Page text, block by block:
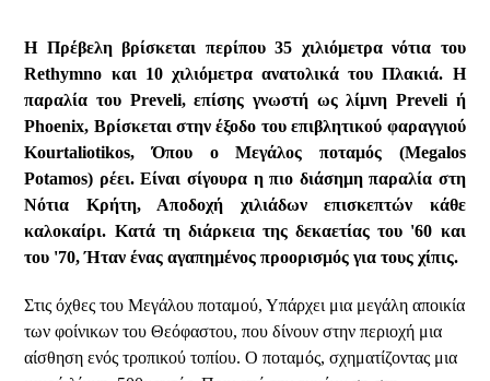
Η Πρέβελη βρίσκεται περίπου 35 χιλιόμετρα νότια του
Rethymno και 10 χιλιόμετρα ανατολικά του Πλακιά. Η
παραλία του Preveli, επίσης γνωστή ως λίμνη Preveli ή
Phoenix, Βρίσκεται στην έξοδο του επιβλητικού φαραγγιού
Kourtaliotikos, Όπου ο Μεγάλος ποταμός (Megalos
Potamos) ρέει. Είναι σίγουρα η πιο διάσημη παραλία στη
Νότια Κρήτη, Αποδοχή χιλιάδων επισκεπτών κάθε
καλοκαίρι. Κατά τη διάρκεια της δεκαετίας του '60 και
του '70, Ήταν ένας αγαπημένος προορισμός για τους χίπις.
Στις όχθες του Μεγάλου ποταμού, Υπάρχει μια μεγάλη αποικία
των φοίνικων του Θεόφαστου, που δίνουν στην περιοχή μια
αίσθηση ενός τροπικού τοπίου. Ο ποταμός, σχηματίζοντας μια